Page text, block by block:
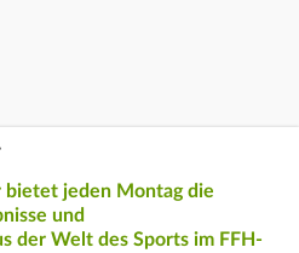
jeden Montag die
und
der Welt des Sports im FFH-